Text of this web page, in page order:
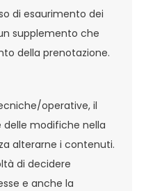
di esaurimento dei
supplemento che
della prenotazione.
operative, il
modifiche nella
alterarne i contenuti.
di decidere
e anche la